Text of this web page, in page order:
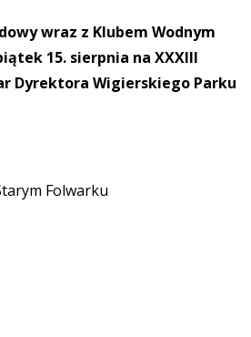
wraz z Klubem Wodnym
15. sierpnia na XXXIII
Dyrektora Wigierskiego Parku
Folwarku